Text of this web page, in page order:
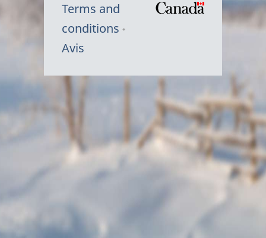
Terms and
conditions
Avis
Symbole
Canada